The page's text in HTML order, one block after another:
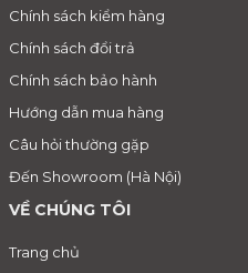
Chính sách kiểm hàng
Chính sách đổi trả
Chính sách bảo hành
Hướng dẫn mua hàng
Câu hỏi thường gặp
Đến Showroom (Hà Nội)
VỀ CHÚNG TÔI
Trang chủ